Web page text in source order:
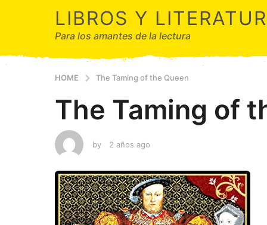
LIBROS Y
Para los amantes de la lectura
HOME The Taming of the Queen
The Taming of
by 2 años ago
o
s
a
g